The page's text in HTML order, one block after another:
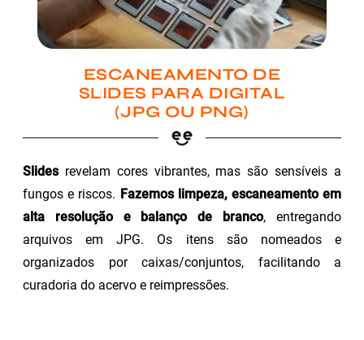
ESCANEAMENTO DE
SLIDES PARA DIGITAL
(JPG OU PNG)
Slidesrevelam cores vibrantes, mas são sensíveis a
fungos e riscos. Fazemos limpeza, escaneamento em
alta resolução e balanço de branco, entregando
arquivos em JPG. Os itens são nomeados e
organizados por caixas/conjuntos, facilitando a
curadoria do acervo e reimpressões.